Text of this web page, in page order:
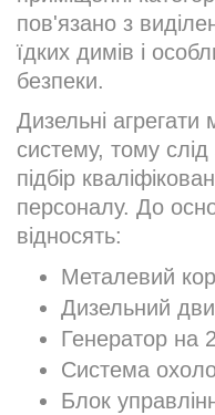
пов'язано з
їдких димів і
безпеки.
Дизельні
систему, тому
підбір
персоналу. До
відносять:
Металевий
Дизельний
Генератор на
Система
Блок